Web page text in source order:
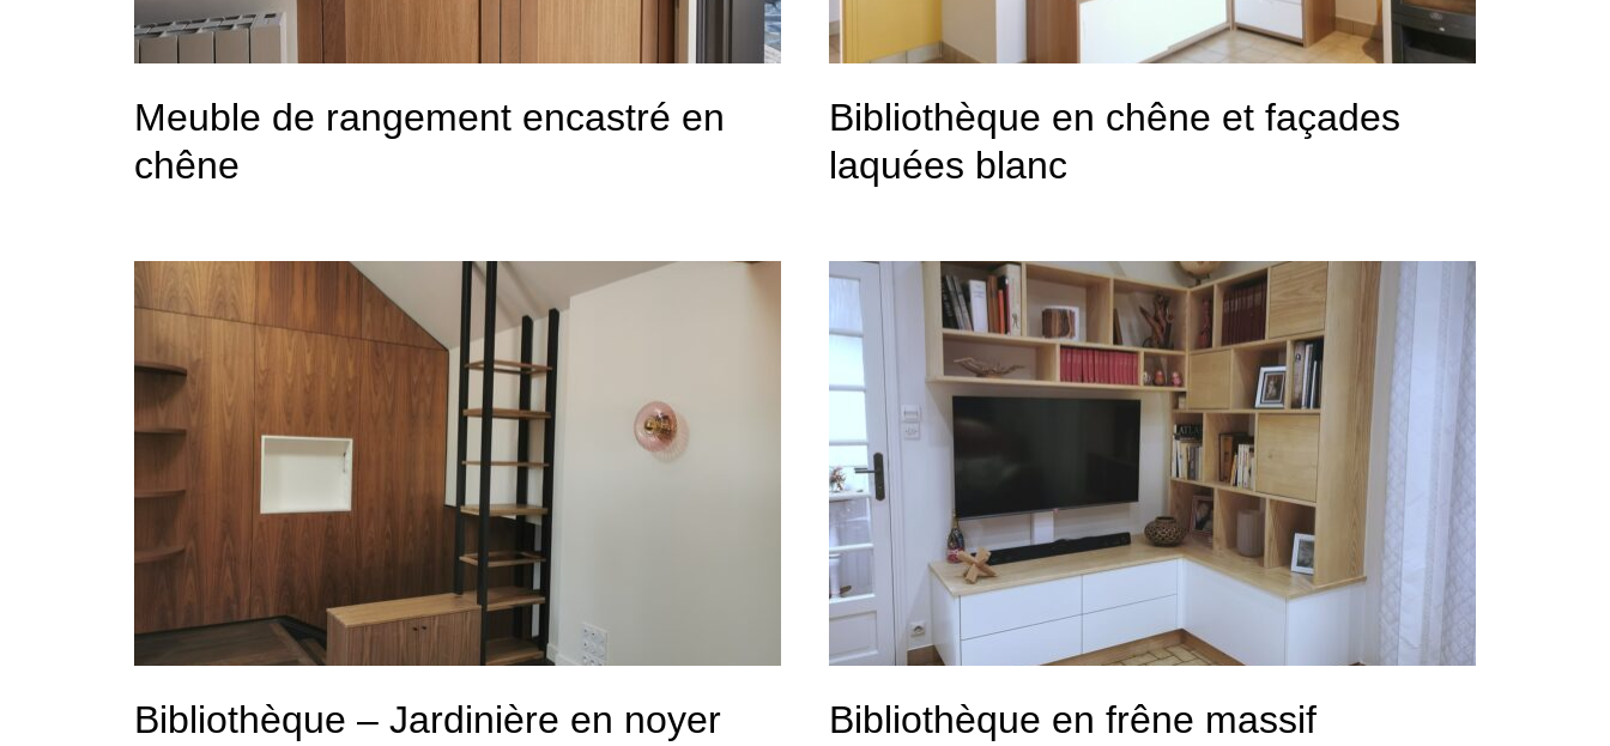
Meuble de rangement encastré en
chêne
Bibliothèque en chêne et façades
laquées blanc
Bibliothèque – Jardinière en noyer Bibliothèque en frêne massif